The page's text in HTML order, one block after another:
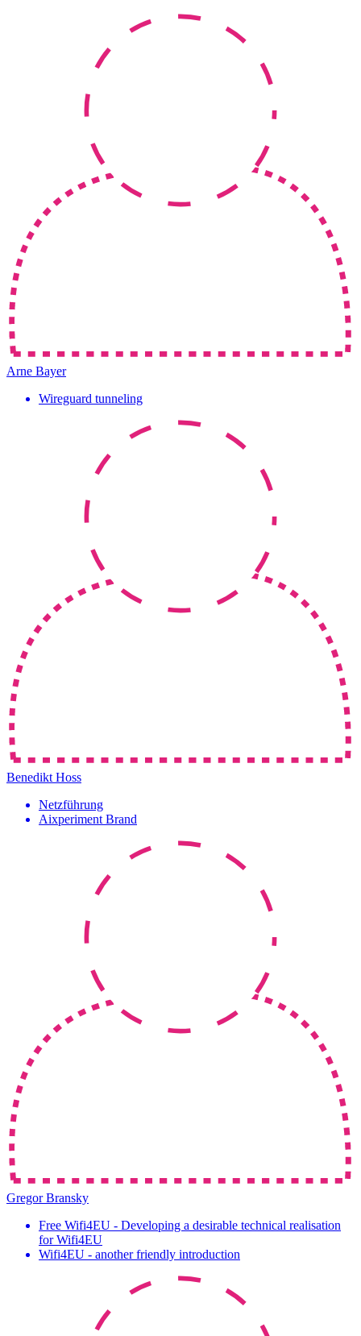
Arne Bayer
Wireguard tunneling
Benedikt Hoss
Netzführung
Aixperiment Brand
Gregor Bransky
Free Wifi4EU - Developing a desirable technical realisation
for Wifi4EU
Wifi4EU - another friendly introduction